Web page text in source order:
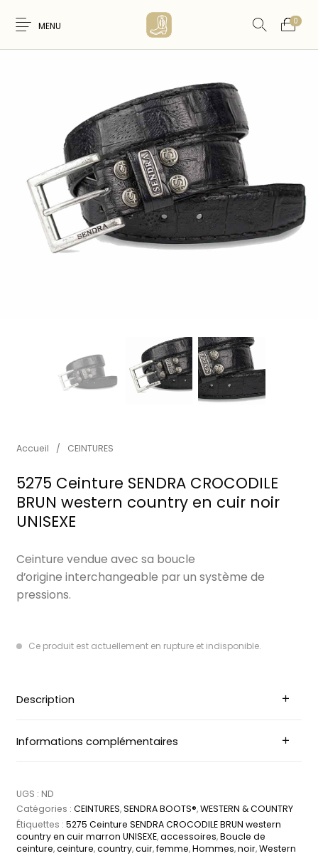
MENU 0
Nouveaux
Produits
FEMME HOMME
WESTERN &
ARTISANAT
AMERINDIEN
ACCESSOIRES CEINTURES CARTES CADEAUX
Accueil / CEINTURES
5275 Ceinture SENDRA CROCODILE
BRUN western country en cuir noir
UNISEXE
Ceinture vendue avec sa boucle
d’origine interchangeable par un système de
pressions.
Ce produit est actuellement en rupture et indisponible.
Description
Informations complémentaires
UGS : ND
Catégories : CEINTURES,SENDRA BOOTS®,WESTERN & COUNTRY
Étiquettes : 5275 Ceinture SENDRA CROCODILE BRUN western
country en cuir marron UNISEXE,accessoires,Boucle de
ceinture,ceinture,country,cuir,femme,Hommes,noir,Western